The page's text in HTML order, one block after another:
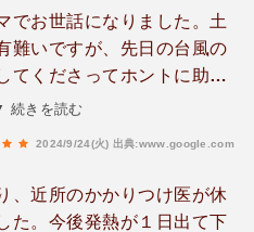
思います。小さかった私に
とや検査のことを教えてく
今でも覚えています！
でお世話になりました。土
難いですが、先日の台風の
てくださってホントに助か
ッフの皆さまに感謝です。
てごめんね、と子供にも声
先生でした。
続きを読む
2024/9/24(火) 出典:www.google.com
、近所のかかりつけ医が休
た。今後発熱が１日出て下